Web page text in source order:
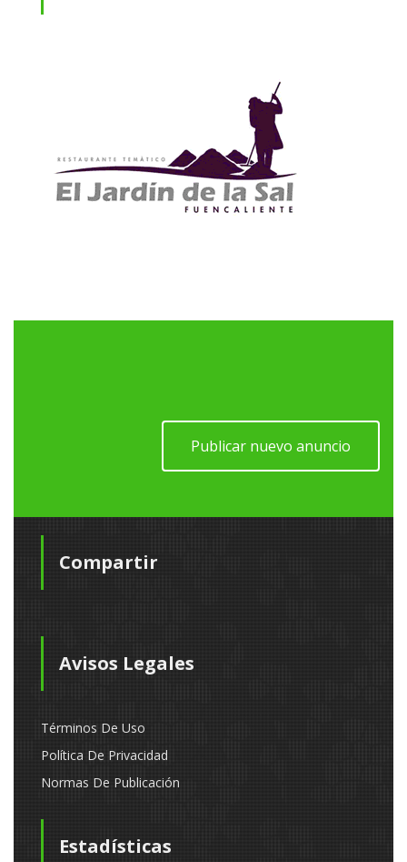
Publicar nuevo anuncio
Compartir
Avisos Legales
Términos De Uso
Política De Privacidad
Normas De Publicación
Estadísticas